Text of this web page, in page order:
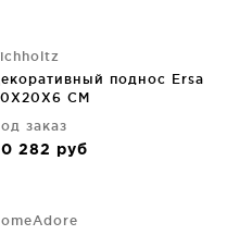
поднос Ersa
CM
заказ
282 руб